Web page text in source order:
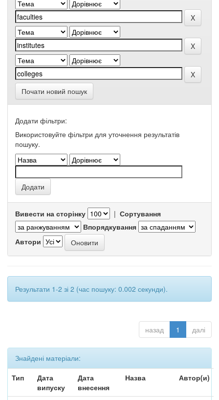
Почати новий пошук
Додати фільтри:
Використовуйте фільтри для уточнення результатів
пошуку.
Вивести на сторінку | Сортування
Впорядкування
Автори
Результати 1-2 зі 2 (час пошуку: 0.002 секунди).
назад 1 далі
Знайдені матеріали:
Тип
Дата
випуску
Дата
внесення
Назва Автор(и)